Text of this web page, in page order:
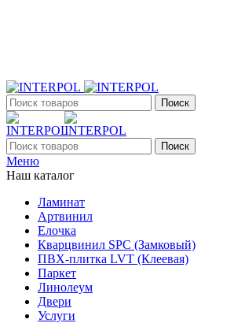
Поиск
Поиск
Меню
Наш каталог
Ламинат
Артвинил
Елочка
Кварцвинил SPC (Замковый)
ПВХ-плитка LVT (Клеевая)
Паркет
Линолеум
Двери
Услуги